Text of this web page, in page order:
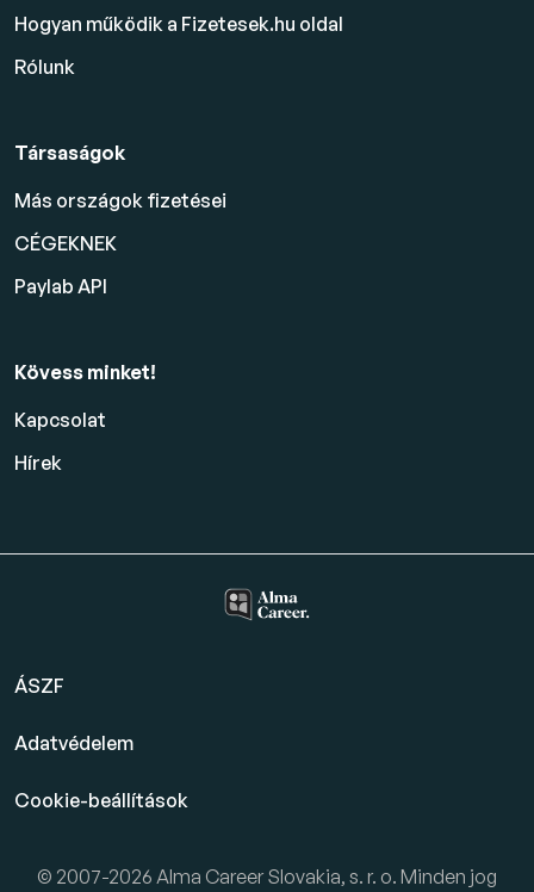
Hogyan működik a Fizetesek.hu oldal
Rólunk
Társaságok
Más országok fizetései
CÉGEKNEK
Paylab API
Kövess minket!
Kapcsolat
Hírek
ÁSZF
Adatvédelem
Cookie-beállítások
© 2007-2026 Alma Career Slovakia, s. r. o. Minden jog